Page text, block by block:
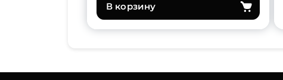
В корзину